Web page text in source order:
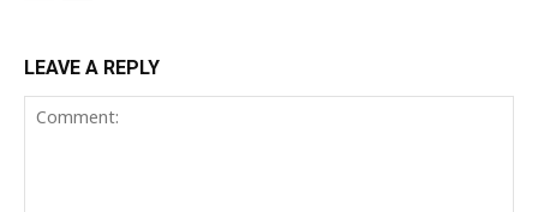
LEAVE A REPLY